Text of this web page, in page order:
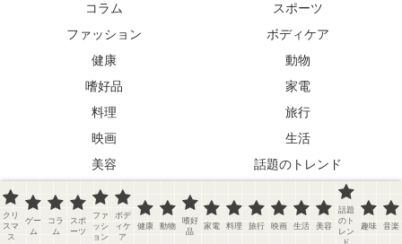
コラム
スポーツ
ファッション
ボディケア
健康
動物
嗜好品
家電
料理
旅行
映画
生活
美容
話題のトレンド
趣味
Copyright © 2026 おすすめネット
クリ
スマ
ス
ゲー
ム
コラ
ム
スポ
ーツ
ファ
ッシ
ョン
ボデ
ィケ
ア
健康 動物
嗜好
品
家電 料理 旅行 映画 生活 美容
話題
のト
レン
ド
趣味 音楽